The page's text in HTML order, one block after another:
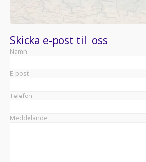
Skicka e-post till oss
Namn
E-post
Telefon
Meddelande